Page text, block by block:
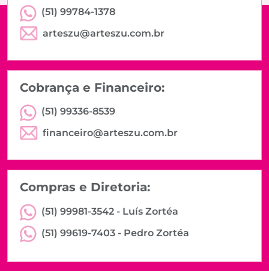
(51) 99784-1378
arteszu@arteszu.com.br
Cobrança e Financeiro:
(51) 99336-8539
financeiro@arteszu.com.br
Compras e Diretoria:
(51) 99981-3542 - Luís Zortéa
(51) 99619-7403 - Pedro Zortéa